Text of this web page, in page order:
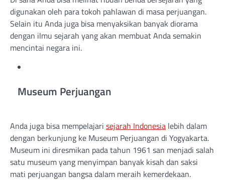
digunakan oleh para tokoh pahlawan di masa perjuangan.
Selain itu Anda juga bisa menyaksikan banyak diorama
dengan ilmu sejarah yang akan membuat Anda semakin
mencintai negara ini.
Museum Perjuangan
Anda juga bisa mempelajari sejarah Indonesia lebih dalam
dengan berkunjung ke Museum Perjuangan di Yogyakarta.
Museum ini diresmikan pada tahun 1961 san menjadi salah
satu museum yang menyimpan banyak kisah dan saksi
mati perjuangan bangsa dalam meraih kemerdekaan.